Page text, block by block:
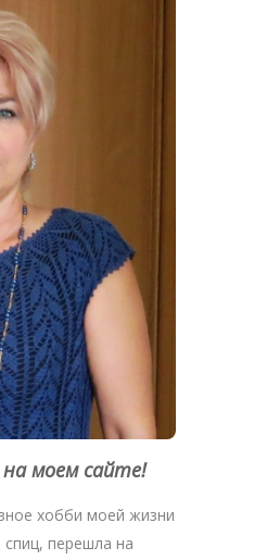
моем сайте!
хобби моей жизни
спиц, перешла на